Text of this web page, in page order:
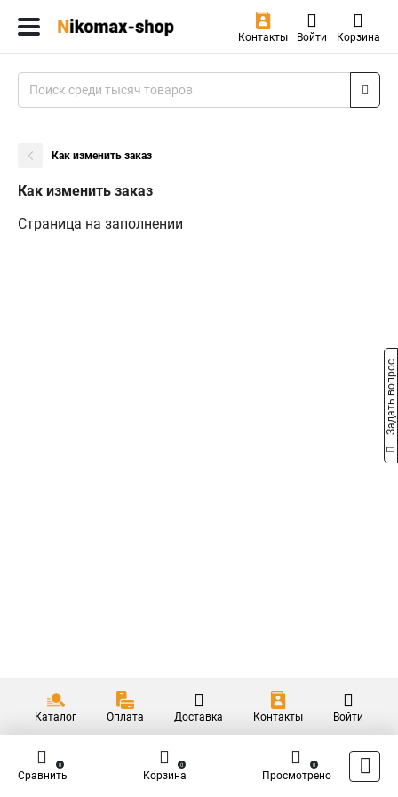
Контакты Войти Корзина
Как изменить заказ
Как изменить заказ
Страница на заполнении
Каталог Оплата Доставка Контакты Войти
Сравнить
0
Корзина
0
Просмотрено
0
Задать вопрос